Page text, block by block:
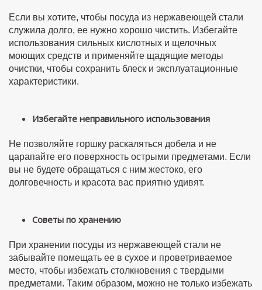
Если вы хотите, чтобы посуда из нержавеющей стали
служила долго, ее нужно хорошо чистить. Избегайте
использования сильных кислотных и щелочных
моющих средств и применяйте щадящие методы
очистки, чтобы сохранить блеск и эксплуатационные
характеристики.
Избегайте неправильного использования
Не позволяйте горшку раскаляться добела и не
царапайте его поверхность острыми предметами. Если
вы не будете обращаться с ним жестоко, его
долговечность и красота вас приятно удивят.
Советы по хранению
При хранении посуды из нержавеющей стали не
забывайте помещать ее в сухое и проветриваемое
место, чтобы избежать столкновения с твердыми
предметами. Таким образом, можно не только избежать